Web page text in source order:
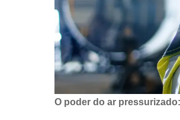
O poder do ar